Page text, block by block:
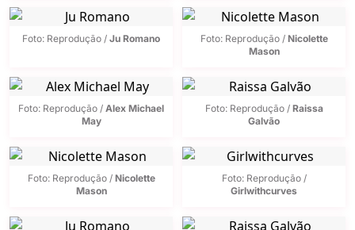
Foto: Reprodução / Ju Romano Foto: Reprodução / Nicolette
Mason
Foto: Reprodução / Alex Michael
May
Foto: Reprodução / Raissa
Galvão
Foto: Reprodução / Nicolette
Mason
Foto: Reprodução /
Girlwithcurves